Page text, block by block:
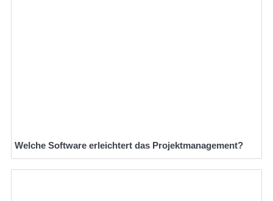
Welche Software erleichtert das Projektmanagement?